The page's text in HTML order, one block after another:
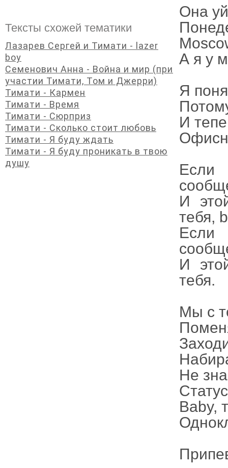
Она
А я у
Я
И
Если
И
тебя,
Если
И
тебя.
Мы с
Не
Baby,
Тексты схожей тематики
Лазарев Сергей и Тимати - lazer
boy
Семенович Анна - Война и мир (при
участии Тимати, Том и Джерри)
Тимати - Кармен
Тимати - Время
Тимати - Сюрприз
Тимати - Сколько стоит любовь
Тимати - Я буду ждать
Тимати - Я буду проникать в твою
душу